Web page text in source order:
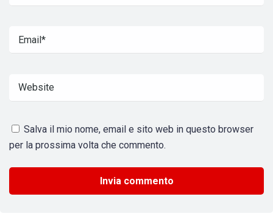
Salva il mio nome, email e sito web in questo browser
per la prossima volta che commento.